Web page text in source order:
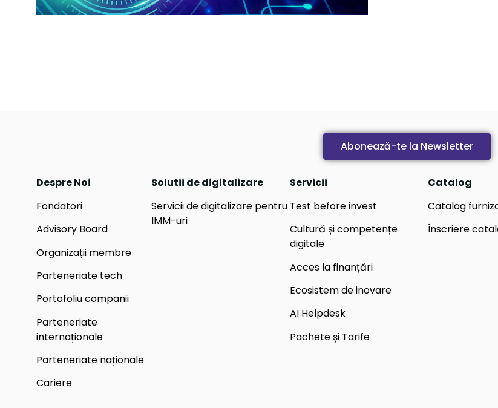
Abonează-te la Newsletter
Despre Noi
Fondatori
Advisory Board
Organizații membre
Parteneriate tech
Portofoliu companii
Parteneriate
internaționale
Parteneriate naționale
Cariere
Solutii de digitalizare
Servicii de digitalizare pentru
IMM-uri
Servicii
Test before invest
Cultură și competențe
digitale
Acces la finanțări
Ecosistem de inovare
AI Helpdesk
Pachete și Tarife
Catalog
Catalog
Înscriere